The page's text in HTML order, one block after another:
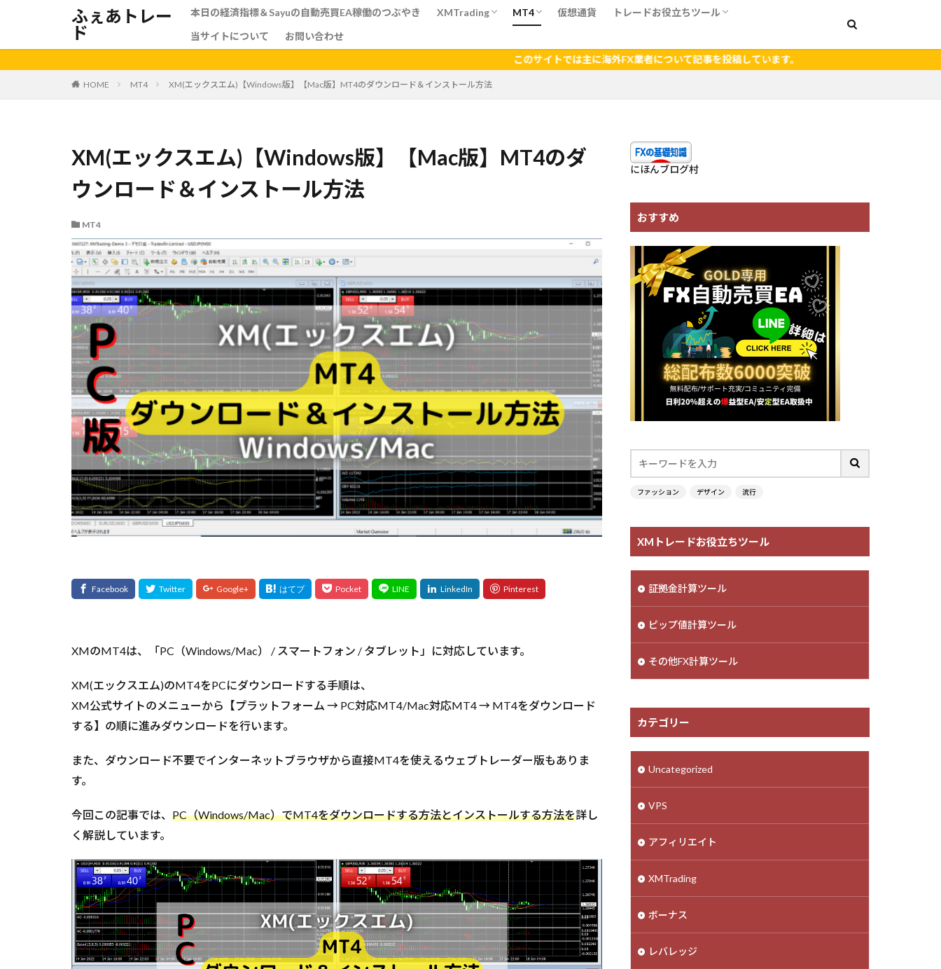
ふぇあトレー
ド
本日の経済指標＆Sayuの自動売買EA稼働のつぶやき XMTrading MT4 仮想通貨 トレードお役立ちツール
当サイトについて
お問い合わせ
このサイトでは主に海外FX業者について記事を投稿しています。
HOME MT4 XM(エックスエム)【Windows版】【Mac版】MT4のダウンロード＆インストール方法
XM(エックスエム)【Windows版】【Mac版】MT4のダ
ウンロード＆インストール方法
MT4
XMのMT4は、「PC（Windows/Mac） / スマートフォン / タブレット」に対応しています。
XM(エックスエム)のMT4をPCにダウンロードする手順は、
XM公式サイトのメニューから【プラットフォーム → PC対応MT4/Mac対応MT4 → MT4をダウンロード
する】の順に進みダウンロードを行います。
また、ダウンロード不要でインターネットブラウザから直接MT4を使えるウェブトレーダー版もありま
す。
今回この記事では、 PC（Windows/Mac）でMT4をダウンロードする方法とインストールする方法を詳し
く解説しています。
にほんブログ村
おすすめ
ファッション デザイン 流行
XMトレードお役立ちツール
証拠金計算ツール
ピップ値計算ツール
その他FX計算ツール
カテゴリー
Uncategorized
VPS
アフィリエイト
XMTrading
ボーナス
レバレッジ